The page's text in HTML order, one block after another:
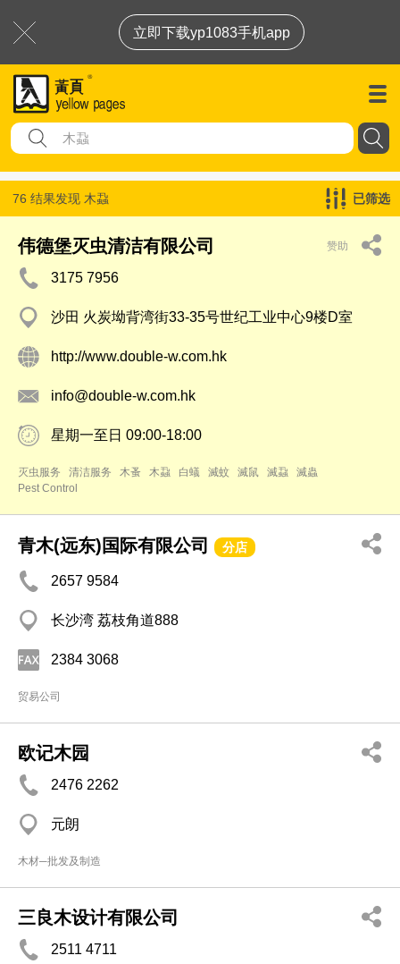
立即下载yp1083手机app
76 结果发现 木蝨 已筛选
伟德堡灭虫清洁有限公司 赞助
3175 7956
沙田 火炭坳背湾街33-35号世纪工业中心9楼D室
http://www.double-w.com.hk
info@double-w.com.hk
星期一至日 09:00-18:00
灭虫服务 清洁服务 木蚤 木蝨 白蟻 滅蚊 滅鼠 滅蝨
滅蟲
Pest Control
青木(远东)国际有限公司 分店
2657 9584
长沙湾 荔枝角道888
2384 3068
贸易公司
欧记木园
2476 2262
元朗
木材─批发及制造
三良木设计有限公司
2511 4711